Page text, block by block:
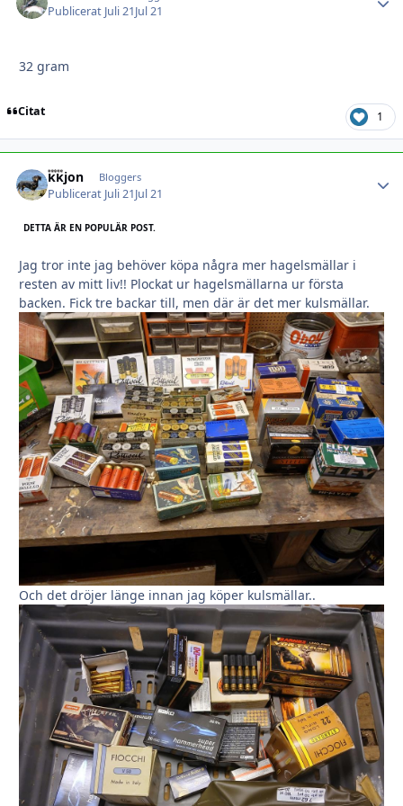
Publicerat Juli 21Jul 21
32 gram
Citat 1
kkjon Bloggers
Publicerat Juli 21Jul 21
DETTA ÄR EN POPULÄR POST.
Jag tror inte jag behöver köpa några mer hagelsmällar i
resten av mitt liv!! Plockat ur hagelsmällarna ur första
backen. Fick tre backar till, men där är det mer kulsmällar.
Och det dröjer länge innan jag köper kulsmällar..